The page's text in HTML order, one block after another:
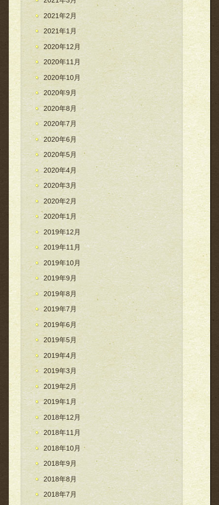
2021年2月
2021年1月
2020年12月
2020年11月
2020年10月
2020年9月
2020年8月
2020年7月
2020年6月
2020年5月
2020年4月
2020年3月
2020年2月
2020年1月
2019年12月
2019年11月
2019年10月
2019年9月
2019年8月
2019年7月
2019年6月
2019年5月
2019年4月
2019年3月
2019年2月
2019年1月
2018年12月
2018年11月
2018年10月
2018年9月
2018年8月
2018年7月